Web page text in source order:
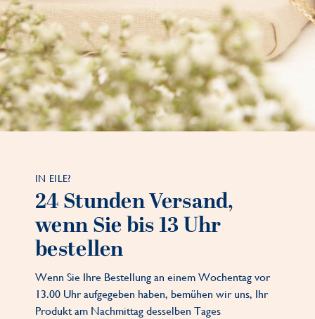
IN EILE?
24 Stunden Versand,
wenn Sie bis 13 Uhr
bestellen
Wenn Sie Ihre Bestellung an einem Wochentag vor
13.00 Uhr aufgegeben haben, bemühen wir uns, Ihr
Produkt am Nachmittag desselben Tages